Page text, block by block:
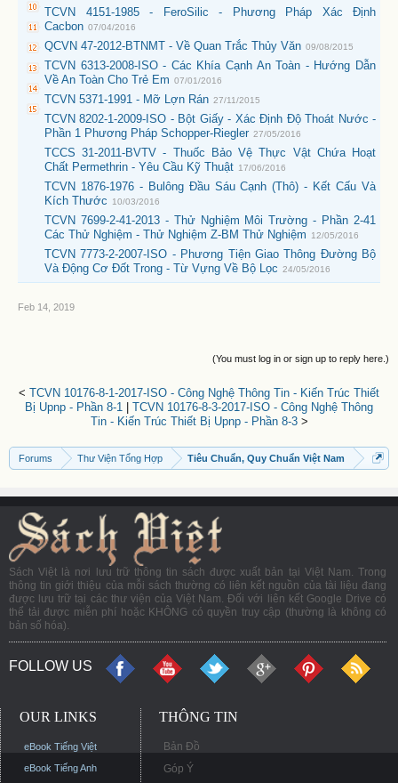
TCVN 4151-1985 - FeroSilic - Phương Pháp Xác Định
Cacbon 07/04/2016
QCVN 47-2012-BTNMT - Về Quan Trắc Thủy Văn 09/08/2015
TCVN 6313-2008-ISO - Các Khía Cạnh An Toàn - Hướng Dẫn
Về An Toàn Cho Trẻ Em 07/01/2016
TCVN 5371-1991 - Mỡ Lợn Rán 27/11/2015
TCVN 8202-1-2009-ISO - Bột Giấy - Xác Định Độ Thoát Nước -
Phần 1 Phương Pháp Schopper-Riegler 27/05/2016
TCCS 31-2011-BVTV - Thuốc Bảo Vệ Thực Vật Chứa Hoạt
Chất Permethrin - Yêu Cầu Kỹ Thuật 17/06/2016
TCVN 1876-1976 - Bulông Đầu Sáu Cạnh (Thô) - Kết Cấu Và
Kích Thước
10/03/2016
TCVN 7699-2-41-2013 - Thử Nghiệm Môi Trường - Phần 2-41
Các Thử Nghiệm - Thử Nghiệm Z-BM Thử Nghiệm
12/05/2016
TCVN 7773-2-2007-ISO - Phương Tiện Giao Thông Đường Bộ
Và Động Cơ Đốt Trong - Từ Vựng Về Bộ Lọc 24/05/2016
Feb 14, 2019
(You must log in or sign up to reply here.)
< TCVN 10176-8-1-2017-ISO - Công Nghệ Thông Tin - Kiến Trúc Thiết
Bị Upnp - Phần 8-1
TCVN 10176-8-3-2017-ISO - Công Nghệ Thông
Tin - Kiến Trúc Thiết Bị Upnp - Phần 8-3>
Forums Thư Viện Tổng Hợp Tiêu Chuẩn, Quy Chuẩn Việt Nam
Sách Việt là nơi lưu trữ thông tin sách được xuất bản tại Việt Nam. Trong
thông tin giới thiệu của mỗi sách thường có liên kết nguồn của tài liệu đang
được lưu trữ tại các thư viện của Việt Nam. Đối với liên kết Google Drive có
thể tải được miễn phí hoặc KHÔNG có quyền truy cập (thường là không có
bản số hóa).
FOLLOW US
OUR LINKS
eBook Tiếng Việt
eBook Tiếng Anh
THÔNG TIN
Bản Đồ
Góp Ý